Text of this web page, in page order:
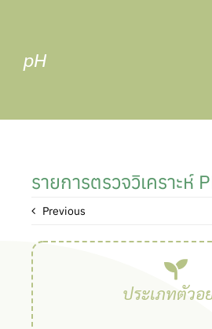
content
pH
รายการตรวจวิเคราะห์
Previous
ประเภทตัวอ